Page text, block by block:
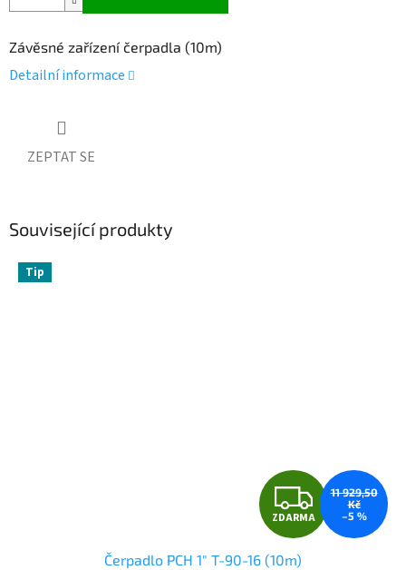
Závěsné zařízení čerpadla (10m)
Detailní informace
ZEPTAT SE
Související produkty
Tip
Z
D
ZDARMA
11 929,50
Kč
–5 %
Čerpadlo PCH 1" T-90-16 (10m)